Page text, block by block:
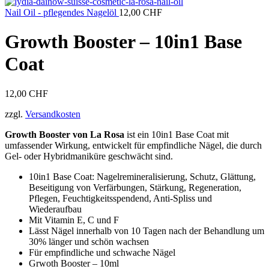
100,00 CHF85,00 CHF.
Nail Oil - pflegendes Nagelöl 12,00 CHF
Growth Booster – 10in1 Base
Coat
12,00 CHF
zzgl. Versandkosten
Growth Booster von La Rosa ist ein 10in1 Base Coat mit
umfassender Wirkung, entwickelt für empfindliche Nägel, die durch
Gel- oder Hybridmaniküre geschwächt sind.
10in1 Base Coat: Nagelremineralisierung, Schutz, Glättung,
Beseitigung von Verfärbungen, Stärkung, Regeneration,
Pflegen, Feuchtigkeitsspendend, Anti-Spliss und
Wiederaufbau
Mit Vitamin E, C und F
Lässt Nägel innerhalb von 10 Tagen nach der Behandlung um
30% länger und schön wachsen
Für empfindliche und schwache Nägel
Grwoth Booster – 10ml